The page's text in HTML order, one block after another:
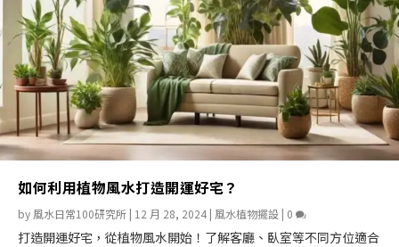
如何利用植物風水打造開運好宅？
by 風水日常100研究所 | 12 月 28, 2024 | 風水植物擺設 | 0
打造開運好宅，從植物風水開始！了解客廳、臥室等不同方位適合